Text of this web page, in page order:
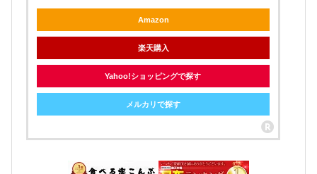
Amazon
楽天購入
Yahoo!ショッピングで探す
メルカリで探す